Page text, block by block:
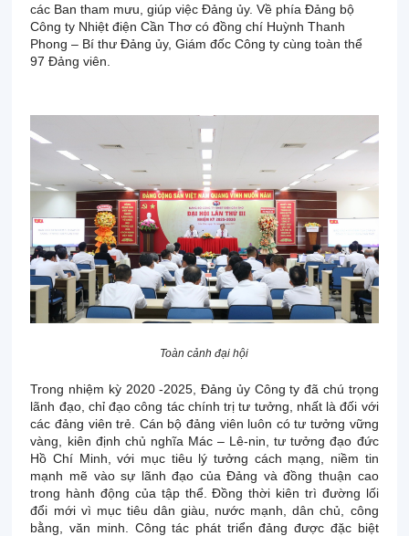
các Ban tham mưu, giúp việc Đảng ủy. Về phía Đảng bộ
Công ty Nhiệt điện Cần Thơ có đồng chí Huỳnh Thanh
Phong – Bí thư Đảng ủy, Giám đốc Công ty cùng toàn thể
97 Đảng viên.
Toàn cảnh đại hội
Trong nhiệm kỳ 2020 -2025, Đảng ủy Công ty đã chú trọng
lãnh đạo, chỉ đạo công tác chính trị tư tưởng, nhất là đối với
các đảng viên trẻ. Cán bộ đảng viên luôn có tư tưởng vững
vàng, kiên định chủ nghĩa Mác – Lê-nin, tư tưởng đạo đức
Hồ Chí Minh, với mục tiêu lý tưởng cách mạng, niềm tin
mạnh mẽ vào sự lãnh đạo của Đảng và đồng thuận cao
trong hành động của tập thể. Đồng thời kiên trì đường lối
đổi mới vì mục tiêu dân giàu, nước mạnh, dân chủ, công
bằng, văn minh. Công tác phát triển đảng được đặc biệt